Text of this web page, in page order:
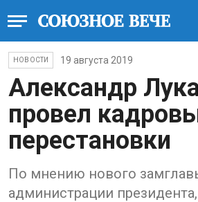
НОВОСТИ 19 августа 2019
Александр
провел
перестановки
По мнению нового
администрации